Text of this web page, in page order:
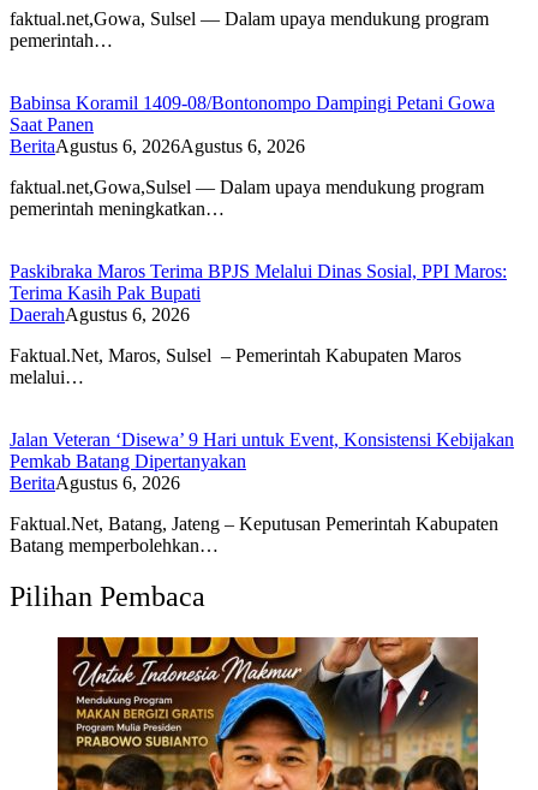
faktual.net,Gowa, Sulsel — Dalam upaya mendukung program
pemerintah…
Babinsa Koramil 1409-08/Bontonompo Dampingi Petani Gowa
Saat Panen
BeritaAgustus 6, 2026Agustus 6, 2026
faktual.net,Gowa,Sulsel — Dalam upaya mendukung program
pemerintah meningkatkan…
Paskibraka Maros Terima BPJS Melalui Dinas Sosial, PPI Maros:
Terima Kasih Pak Bupati
DaerahAgustus 6, 2026
Faktual.Net, Maros, Sulsel – Pemerintah Kabupaten Maros
melalui…
Jalan Veteran ‘Disewa’ 9 Hari untuk Event, Konsistensi Kebijakan
Pemkab Batang Dipertanyakan
BeritaAgustus 6, 2026
Faktual.Net, Batang, Jateng – Keputusan Pemerintah Kabupaten
Batang memperbolehkan…
Pilihan Pembaca